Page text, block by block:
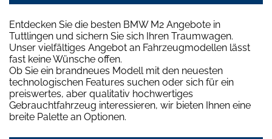
Entdecken Sie die besten BMW M2 Angebote in
Tuttlingen und sichern Sie sich Ihren Traumwagen.
Unser vielfältiges Angebot an Fahrzeugmodellen lässt
fast keine Wünsche offen.
Ob Sie ein brandneues Modell mit den neuesten
technologischen Features suchen oder sich für ein
preiswertes, aber qualitativ hochwertiges
Gebrauchtfahrzeug interessieren, wir bieten Ihnen eine
breite Palette an Optionen.